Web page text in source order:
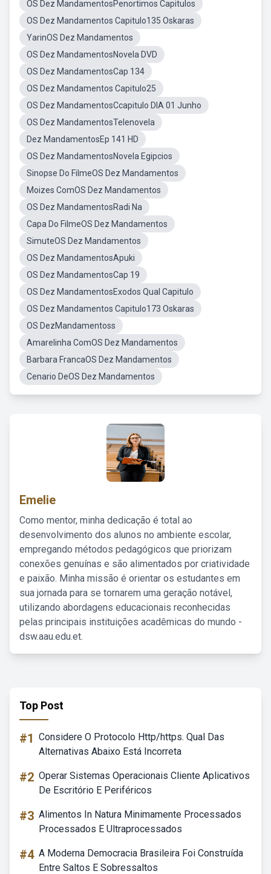
OS Dez MandamentosPenortimos Capitulos
OS Dez Mandamentos Capitulo135 Oskaras
YarinOS Dez Mandamentos
OS Dez MandamentosNovela DVD
OS Dez MandamentosCap 134
OS Dez Mandamentos Capitulo25
OS Dez MandamentosCcapitulo DIA 01 Junho
OS Dez MandamentosTelenovela
Dez MandamentosEp 141 HD
OS Dez MandamentosNovela Egipcios
Sinopse Do FilmeOS Dez Mandamentos
Moizes ComOS Dez Mandamentos
OS Dez MandamentosRadi Na
Capa Do FilmeOS Dez Mandamentos
SimuteOS Dez Mandamentos
OS Dez MandamentosApuki
OS Dez MandamentosCap 19
OS Dez MandamentosExodos Qual Capitulo
OS Dez Mandamentos Capitulo173 Oskaras
OS DezMandamentoss
Amarelinha ComOS Dez Mandamentos
Barbara FrancaOS Dez Mandamentos
Cenario DeOS Dez Mandamentos
Emelie
Como mentor, minha dedicação é total ao
desenvolvimento dos alunos no ambiente escolar,
empregando métodos pedagógicos que priorizam
conexões genuínas e são alimentados por criatividade
e paixão. Minha missão é orientar os estudantes em
sua jornada para se tornarem uma geração notável,
utilizando abordagens educacionais reconhecidas
pelas principais instituições acadêmicas do mundo -
dsw.aau.edu.et.
Top Post
#1 Considere O Protocolo Http/https. Qual Das
Alternativas Abaixo Está Incorreta
#2 Operar Sistemas Operacionais Cliente Aplicativos
De Escritório E Periféricos
#3 Alimentos In Natura Minimamente Processados
Processados E Ultraprocessados
#4 A Moderna Democracia Brasileira Foi Construída
Entre Saltos E Sobressaltos